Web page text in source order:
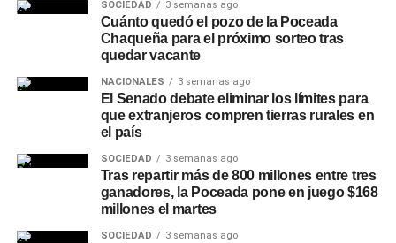
Quienes necesiten información o ayuda para completar el
trámite pueden acercarse a laOficina de Empleo
, ubicada en el CEEC, sobre la ruta 89, en el
acciones que impulsa elMunicipiode Charata junto a la
Secretaría de Trabajo, Empleo y Seguridad Social de la
Nación para fortalecer la inserción laboral en la región.
noticias de CharataenCharataChaco.Net.
SOCIEDAD 3 semanas ago
Cuánto quedó el pozo de la Poceada
Chaqueña para el próximo sorteo tras
quedar vacante
NACIONALES 3 semanas ago
El Senado debate eliminar los límites para
que extranjeros compren tierras rurales en
el país
SOCIEDAD 3 semanas ago
Tras repartir más de 800 millones entre tres
ganadores, la Poceada pone en juego $168
millones el martes
SOCIEDAD 3 semanas ago